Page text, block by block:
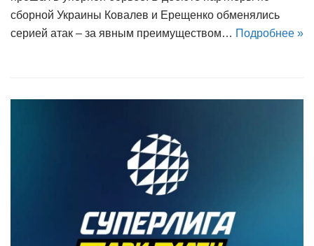
сборной Украины Ковалев и Ерещенко обменялись
серией атак – за явным преимуществом… Подробнее »